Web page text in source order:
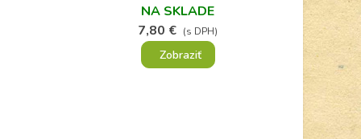
NA SKLADE
7,80 € (s DPH)
Zobraziť